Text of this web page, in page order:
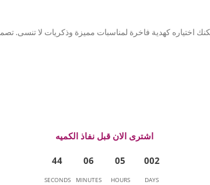
اشترى الان قبل نفاذ الكميه
2
0
0
DAYS
5
0
HOURS
6
0
MINUTES
4
4
SECONDS